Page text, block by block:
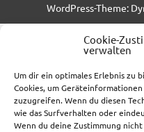
Cookie-
verwalten
Um dir ein optimales Erlebnis zu
Cookies, um
zuzugreifen. Wenn du diesen
wie das Surfverhalten oder
Wenn du deine Zustimmung
WordPress-Theme: